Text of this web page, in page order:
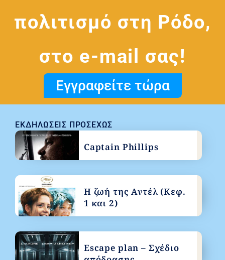
πολιτισμό στη Ρόδο,
στο e-mail σας!
Εγγραφείτε τώρα
ΕΚΔΗΛΏΣΕΙΣ ΠΡΟΣΕΧΏΣ
Captain Phillips
Η ζωή της Αντέλ (Κεφ.
1 και 2)
Escape plan – Σχέδιο